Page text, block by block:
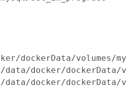
dockerData/volumes/
/data/docker/
/data/docker/